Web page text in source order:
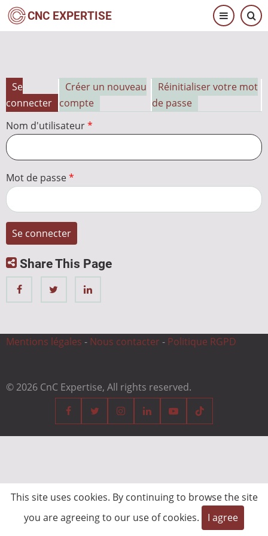
Aller
au
CNC EXPERTISE
Onglets
principaux
Se
connecter
Créer un nouveau
compte
Réinitialiser votre mot
de passe
Nom d'utilisateur
Mot de passe
Share This Page
Mentions légales - Nous contacter - Politique RGPD
© 2026 CnC Expertise, All rights reserved.
This site uses cookies. By continuing to browse the site
you are agreeing to our use of cookies.
I agree